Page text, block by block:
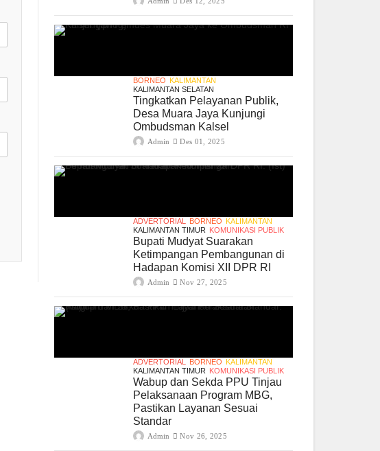
BORNEO KALIMANTAN
KALIMANTAN SELATAN
Tingkatkan Pelayanan Publik,
Desa Muara Jaya Kunjungi
Ombudsman Kalsel
Admin Des 01, 2025
ADVERTORIAL BORNEO KALIMANTAN
KALIMANTAN TIMUR KOMUNIKASI PUBLIK
Bupati Mudyat Suarakan
Ketimpangan Pembangunan di
Hadapan Komisi XII DPR RI
Admin Nov 27, 2025
ADVERTORIAL BORNEO KALIMANTAN
KALIMANTAN TIMUR KOMUNIKASI PUBLIK
Wabup dan Sekda PPU Tinjau
Pelaksanaan Program MBG,
Pastikan Layanan Sesuai
Standar
Admin Nov 26, 2025